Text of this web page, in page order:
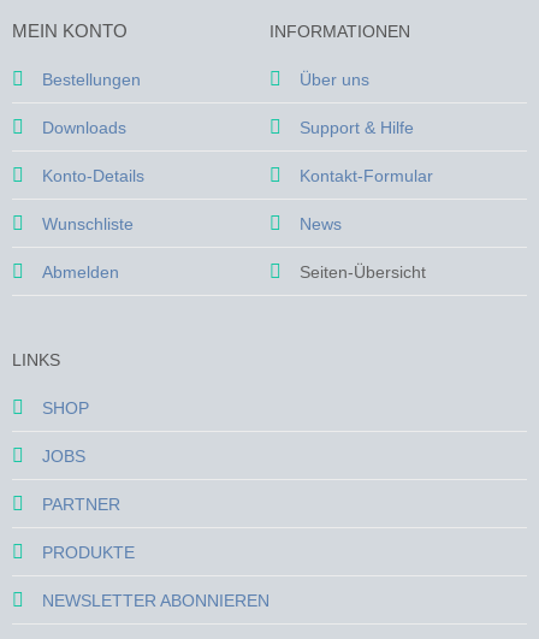
MEIN KONTO
Bestellungen
Downloads
Konto-Details
Wunschliste
Abmelden
INFORMATIONEN
Über uns
Support & Hilfe
Kontakt-Formular
News
Seiten-Übersicht
LINKS
SHOP
JOBS
PARTNER
PRODUKTE
NEWSLETTER ABONNIEREN